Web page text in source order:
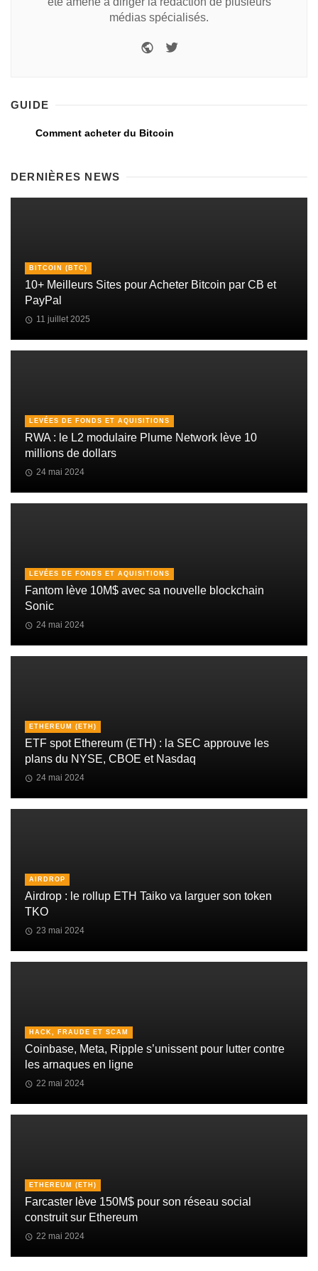
médias spécialisés.
GUIDE
Comment acheter du Bitcoin
DERNIÈRES NEWS
BITCOIN (BTC)
10+ Meilleurs Sites pour Acheter Bitcoin par CB et
PayPal
11 juillet 2025
LEVÉES DE FONDS ET AQUISITIONS
RWA : le L2 modulaire Plume Network lève 10
millions de dollars
24 mai 2024
LEVÉES DE FONDS ET AQUISITIONS
Fantom lève 10M$ avec sa nouvelle blockchain
Sonic
24 mai 2024
ETHEREUM (ETH)
ETF spot Ethereum (ETH) : la SEC approuve les
plans du NYSE, CBOE et Nasdaq
24 mai 2024
AIRDROP
Airdrop : le rollup ETH Taiko va larguer son token
TKO
23 mai 2024
HACK, FRAUDE ET SCAM
Coinbase, Meta, Ripple s’unissent pour lutter contre
les arnaques en ligne
22 mai 2024
ETHEREUM (ETH)
Farcaster lève 150M$ pour son réseau social
construit sur Ethereum
22 mai 2024